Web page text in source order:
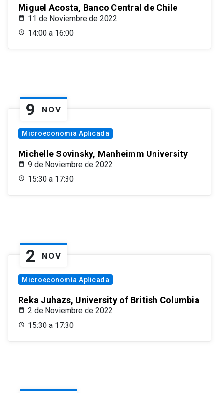
Miguel Acosta, Banco Central de Chile
11 de Noviembre de 2022
14:00 a 16:00
9 NOV
Microeconomía Aplicada
Michelle Sovinsky, Manheimm University
9 de Noviembre de 2022
15:30 a 17:30
2 NOV
Microeconomía Aplicada
Reka Juhazs, University of British Columbia
2 de Noviembre de 2022
15:30 a 17:30